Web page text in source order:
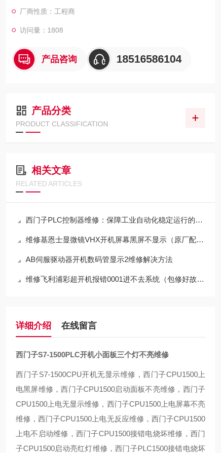
厂商性质：工程商
访问量：1808
产品咨询 18516586104
产品分类
PRODUCT CLASSIFICATION
相关文章
RELATED ARTICLES
西门子PLC控制器维修：保障工业自动化稳定运行的关键环节
维修基恩士显微镜VHX开机屏幕黑屏不显示（原厂配件修理）
AB伺服驱动器开机数码管显示2维修解决方法
维修飞利浦彩超开机报错0001进不去系统（包修好故障）
详细介绍 在线留言
西门子S7-1500PLC开机小面板三个灯不亮维修
西门子S7-1500CPU开机无显示维修，西门子CPU1500上
电黑屏维修，西门子CPU1500启动面板不亮维修，西门子
CPU1500上电无显示维修，西门子CPU1500上电屏幕不亮
维修，西门子CPU1500上电无反应维修，西门子CPU1500
上电不启动维修，西门子CPU1500接错电烧坏维修，西门
子CPU1500启动亮红灯维修，西门子PLC1500接错电烧坏